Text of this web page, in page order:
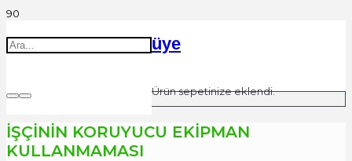
üye
Ürünsepetinize eklendi.
İŞÇİNİN KORUYUCU EKİPMAN
KULLANMAMASI